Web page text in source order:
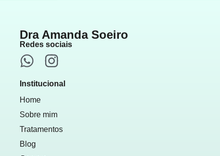
Dra Amanda Soeiro
Redes sociais
Institucional
Home
Sobre mim
Tratamentos
Blog